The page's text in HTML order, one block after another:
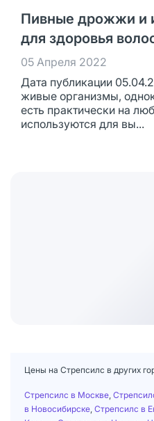
Пивные дрожжи и
для здоровья
05 Апреля 2022
Дата публикации
живые организмы,
есть практически на
используются для вы...
Цены на Стрепсилс в других
Стрепсилс в Москве
в Новосибирске Стрепсилс в